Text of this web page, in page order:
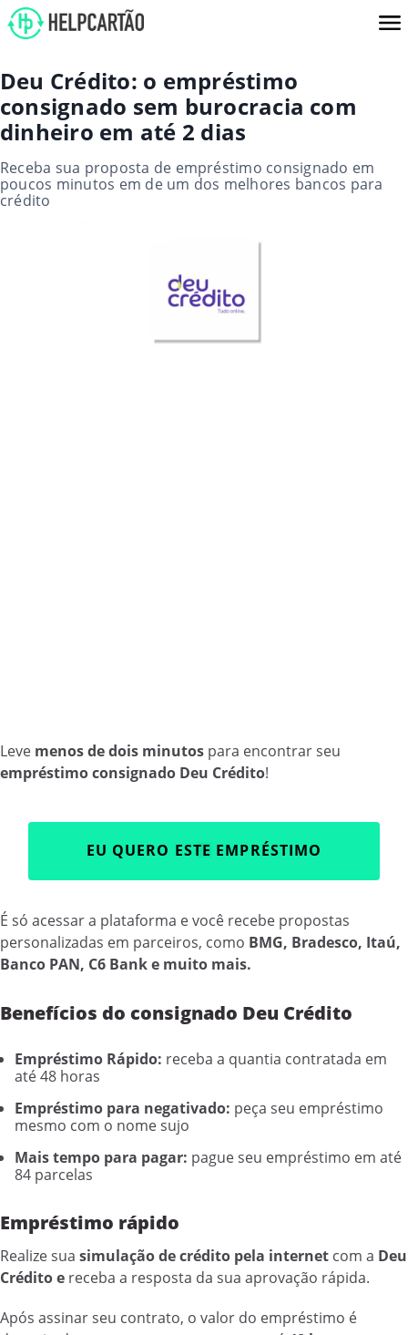
Deu Crédito: o empréstimo
consignado sem burocracia com
dinheiro em até 2 dias
Receba sua proposta de empréstimo consignado em
poucos minutos em de um dos melhores bancos para
crédito​
Leve menos de dois minutos para encontrar seu
empréstimo consignado Deu Crédito!
EU QUERO ESTE EMPRÉSTIMO
É só acessar a plataforma e você recebe propostas
personalizadas em parceiros, como BMG, Bradesco, Itaú,
Banco PAN, C6 Bank e muito mais.
Benefícios do consignado Deu Crédito
Empréstimo Rápido: receba a quantia contratada em
até 48 horas
Empréstimo para negativado: peça seu empréstimo
mesmo com o nome sujo
Mais tempo para pagar: pague seu empréstimo em até
84 parcelas
Empréstimo rápido
Realize sua simulação de crédito pela internet com a Deu
Crédito e receba a resposta da sua aprovação rápida.
Após assinar seu contrato, o valor do empréstimo é